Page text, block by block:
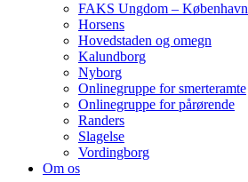
FAKS Ungdom – København
Horsens
Hovedstaden og omegn
Kalundborg
Nyborg
Onlinegruppe for smerteramte
Onlinegruppe for pårørende
Randers
Slagelse
Vordingborg
Om os